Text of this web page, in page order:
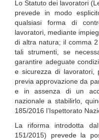
Lo Statuto dei lavoratori
prevede in modo
qualsiasi forma di
lavoratori, mediante
di altra natura; il comma
tali strumenti, se
garantire adeguate
e sicurezza di lavoratori,
previa approvazione da
e in assenza di un
nazionale a stabilirlo,
185/2016 l’Ispettorato
La riforma introdotta
151/2015) prevede la